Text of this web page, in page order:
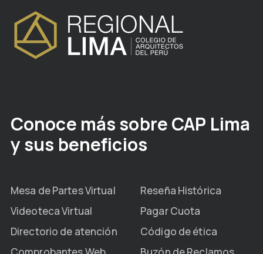
Conoce más sobre CAP Lima
y sus beneficios
Mesa de Partes Virtual
Reseña Histórica
Videoteca Virtual
Pagar Cuota
Directorio de atención
Código de ética